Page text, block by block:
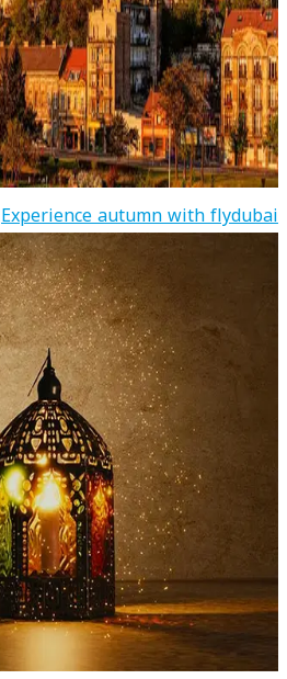
Experience autumn with flydubai